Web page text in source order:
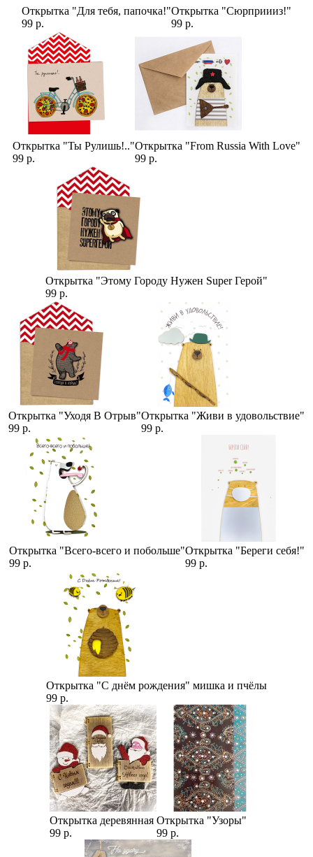
Открытка "Для тебя, папочка!"
99 р.
Открытка "Сюрприииз!"
99 р.
Открытка "Ты Рулишь!.."
99 р.
Открытка "From Russia With Love"
99 р.
Открытка "Этому Городу Нужен Super Герой"
99 р.
Открытка "Уходя В Отрыв"
99 р.
Открытка "Живи в удовольствие"
99 р.
Открытка "Всего-всего и побольше"
99 р.
Открытка "Береги себя!"
99 р.
Открытка "С днём рождения" мишка и пчёлы
99 р.
Открытка деревянная
99 р.
Открытка "Узоры"
99 р.